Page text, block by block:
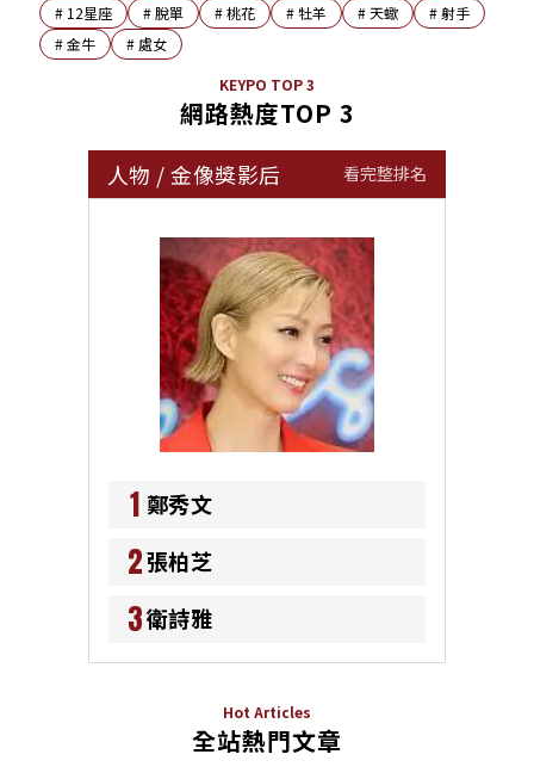
# 12星座 #脫單 #桃花 #牡羊 #天蠍 #射手
#金牛 # 處女
KEYPO TOP 3
網路熱度TOP 3
人物 /金像獎影后 看完整排名
1 鄭秀文
2張柏芝
3衛詩雅
Hot Articles
全站熱門文章